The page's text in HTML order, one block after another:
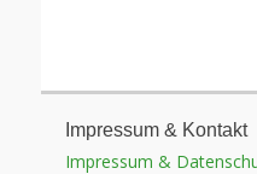
Impressum & Kontakt
Impressum &